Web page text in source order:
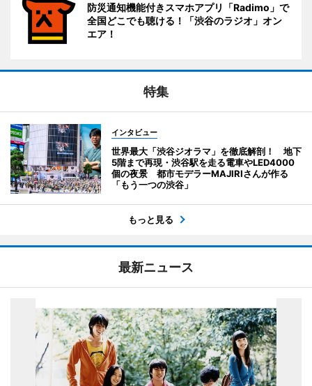
防災通知機能付きスマホアプリ「Radimo」で
全国どこでも聴ける！「渋谷のラジオ」オン
エア！
特集
インタビュー
世界最大「渋谷ジオラマ」を徹底解剖！ 地下
5階まで再現・渋谷駅を走る電車やLED4000
個の夜景 都市モデラーMAJIRIさんが作る
「もう一つの渋谷」
もっと見る
最新ニュース